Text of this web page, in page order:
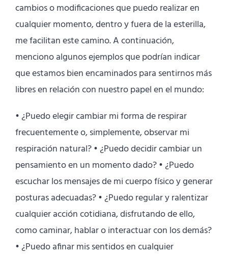
cambios o modificaciones que puedo realizar en
cualquier momento, dentro y fuera de la esterilla,
me facilitan este camino. A continuación,
menciono algunos ejemplos que podrían indicar
que estamos bien encaminados para sentirnos más
libres en relación con nuestro papel en el mundo:
• ¿Puedo elegir cambiar mi forma de respirar
frecuentemente o, simplemente, observar mi
respiración natural? • ¿Puedo decidir cambiar un
pensamiento en un momento dado? • ¿Puedo
escuchar los mensajes de mi cuerpo físico y generar
posturas adecuadas? • ¿Puedo regular y ralentizar
cualquier acción cotidiana, disfrutando de ello,
como caminar, hablar o interactuar con los demás?
• ¿Puedo afinar mis sentidos en cualquier